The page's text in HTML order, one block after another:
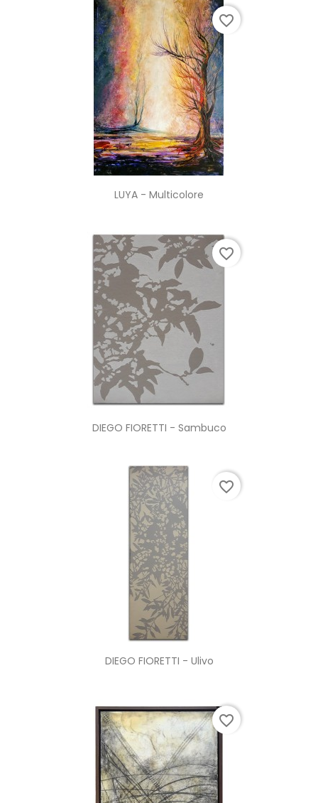
LUYA - Multicolore
favorite_border
DIEGO FIORETTI - Sambuco
favorite_border
DIEGO FIORETTI - Ulivo
favorite_border
favorite_border